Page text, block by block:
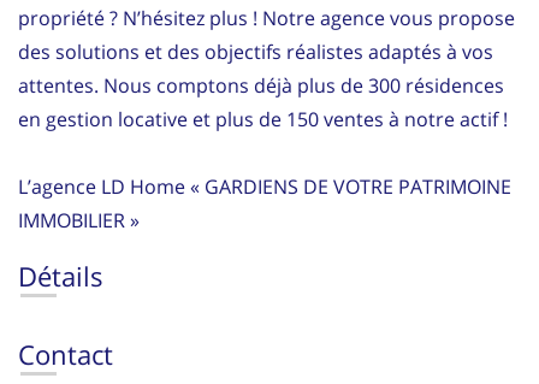
propriété ? N’hésitez plus ! Notre agence vous propose
des solutions et des objectifs réalistes adaptés à vos
attentes. Nous comptons déjà plus de 300 résidences
en gestion locative et plus de 150 ventes à notre actif !
L’agence LD Home « GARDIENS DE VOTRE PATRIMOINE
IMMOBILIER »
Détails
Contact